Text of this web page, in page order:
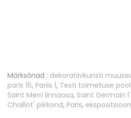
Märksõnad : dekoratiivkunsti
paris 16, Pariis 1, Testi toimetuse
Saint Merri linnaosa, Saint Germain
Chaillot' piirkond, Paris,